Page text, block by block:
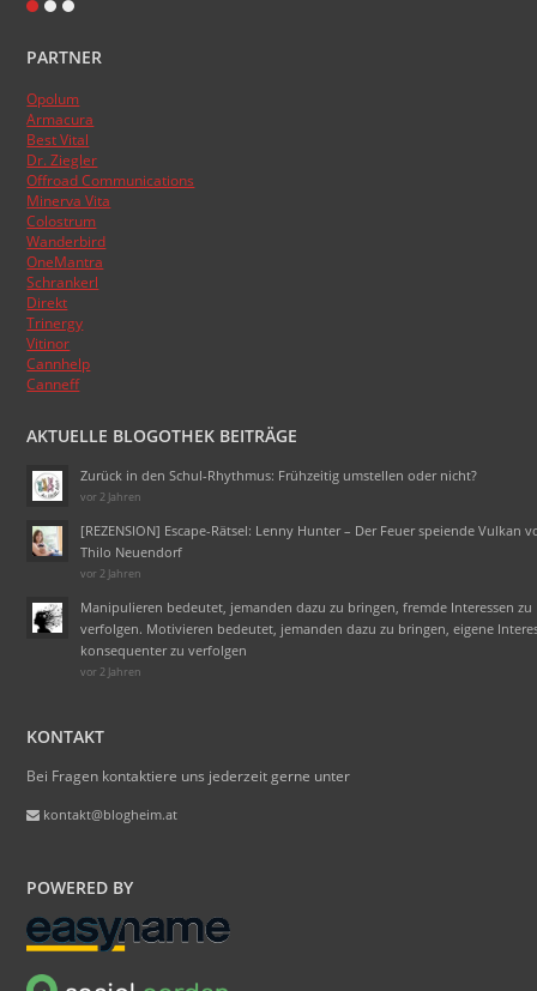
nur Blogheim dazu. Die Domainendung .at sollte zum
:)
Das Topblogranking wurde im Laufe der Zeit schon
mehrmals umgestellt, basiert aber nun endlich auf den
Besucherzahlen der Blogs.
PARTNER
Opolum
Armacura
Best Vital
Dr. Ziegler
Offroad Communications
Minerva Vita
Colostrum
Wanderbird
OneMantra
Schrankerl
Direkt
Trinergy
Vitinor
Cannhelp
Canneff
AKTUELLE BLOGOTHEK BEITRÄGE
Zurück in den Schul-Rhythmus: Frühzeitig umstellen oder nicht?
vor 2 Jahren
[REZENSION] Escape-Rätsel: Lenny Hunter – Der Feuer speiende Vulkan
Thilo Neuendorf
vor 2 Jahren
Manipulieren bedeutet, jemanden dazu zu bringen, fremde Interessen zu
verfolgen. Motivieren bedeutet, jemanden dazu zu bringen, eigene
konsequenter zu verfolgen
vor 2 Jahren
KONTAKT
Bei Fragen kontaktiere uns jederzeit gerne unter
kontakt@blogheim.at
POWERED BY